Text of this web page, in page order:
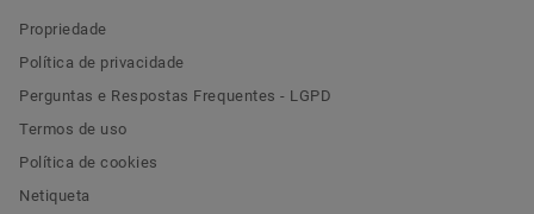
Propriedade
Política de privacidade
Perguntas e Respostas Frequentes - LGPD
Termos de uso
Política de cookies
Netiqueta